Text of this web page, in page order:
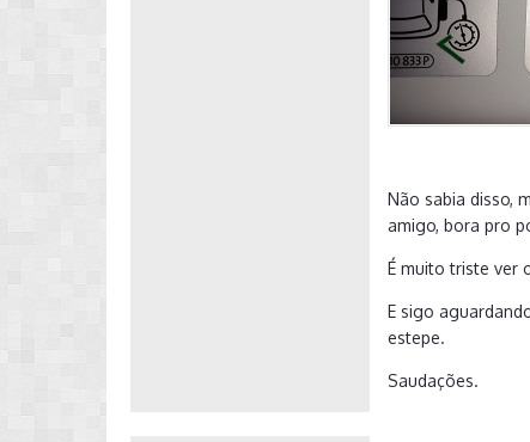
Não sabia disso,
amigo, bora pro
É muito triste ver
E sigo
estepe.
Saudações.